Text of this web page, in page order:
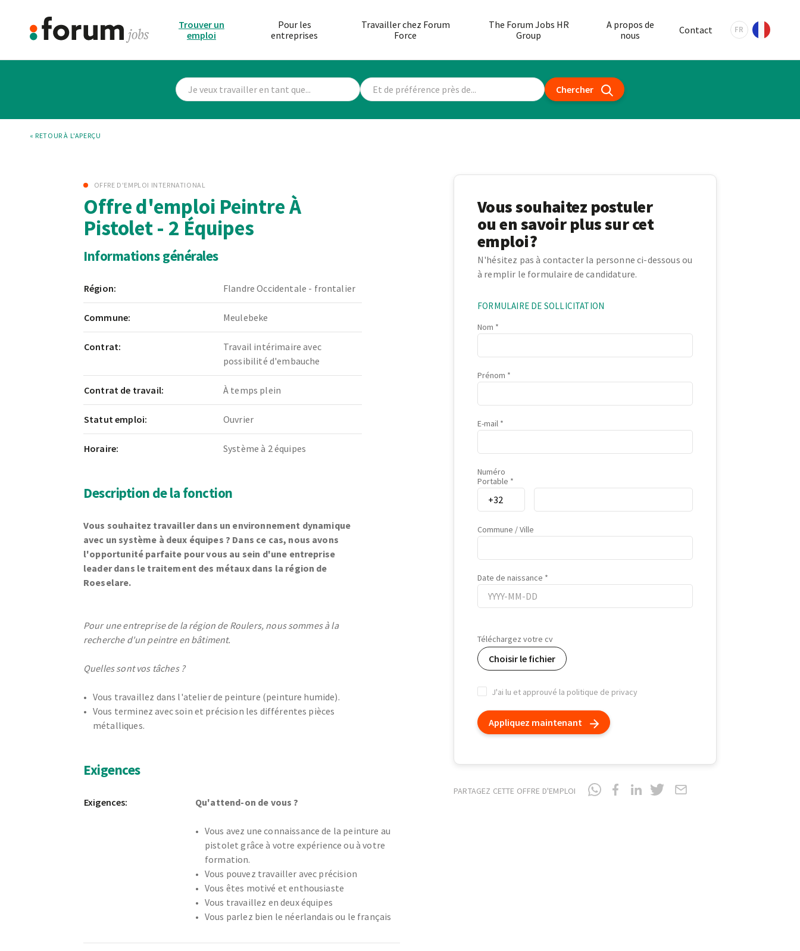
Trouver un
emploi
Pour les
entreprises
Travailler chez Forum
Force
The Forum Jobs HR
Group
A propos de
nous
Contact FR
Chercher
« RETOUR À L'APERÇU
OFFRE D'EMPLOI INTERNATIONAL
Offre d'emploi Peintre À
Pistolet - 2 Équipes
Informations générales
Région: Flandre Occidentale - frontalier
Commune: Meulebeke
Contrat:
Travail intérimaire avec
possibilité d'embauche
Contrat de travail: À temps plein
Statut emploi: Ouvrier
Horaire: Système à 2 équipes
Description de la fonction
Vous souhaitez travailler dans un environnement dynamique
avec un système à deux équipes ? Dans ce cas, nous avons
l'opportunité parfaite pour vous au sein d'une entreprise
leader dans le traitement des métaux dans la région de
Roeselare.
Pour une entreprise de la région de Roulers, nous sommes à la
recherche d'un peintre en bâtiment.
Quelles sont vos tâches ?
Vous travaillez dans l'atelier de peinture (peinture humide).
Vous terminez avec soin et précision les différentes pièces
métalliques.
Exigences
Exigences: Qu'attend-on de vous ?
Vous avez une connaissance de la peinture au
pistolet grâce à votre expérience ou à votre
formation.
Vous pouvez travailler avec précision
Vous êtes motivé et enthousiaste
Vous travaillez en deux équipes
Vous parlez bien le néerlandais ou le français
Vous souhaitez postuler
ou en savoir plus sur cet
emploi?
N'hésitez pas à contacter la personne ci-dessous ou
à remplir le formulaire de candidature.
FORMULAIRE DE SOLLICITATION
Nom
Prénom
E-mail
Numéro
Portable
Cell Phone
Commune / Ville
Date de naissance
de
naissance
Téléchargez votre cv
Choisir le fichier
J'ai lu et approuvé la politique de privacy
Appliquez maintenant
PARTAGEZ CETTE OFFRE D'EMPLOI